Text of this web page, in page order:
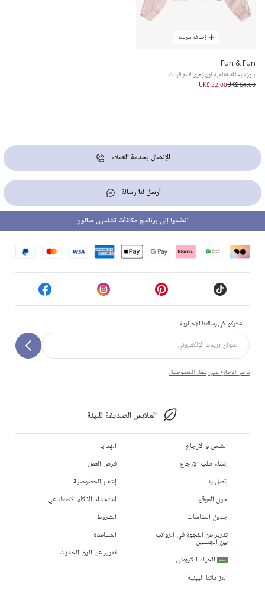
إضافة سريعة
Fun & Fun
بلوزة بحافة فقاعية لون زهري لامع للبنات
UK£ 64.00
UK£ 32.00
الإتصال بخدمة العملاء
أرسل لنا رسالة
إشتركوا في رسالتنا الإخبارية
يرجى الاطلاع على إشعار الخصوصية.
الملابس الصديقة للبيئة
انضموا إلى برنامج مكافآت تشلدرن صالون
الشحن و الأرجاع
إنشاء طلب الإرجاع
إتصل بنا
حول الموقع
جدول المقاسات
تقرير عن الفجوة في الرواتب
بين الجنسين
جديد
الحياد الكربوني
التزاماتنا البيئية
الهدايا
فرص العمل
إشعار الخصوصية
استخدام الذكاء الاصطناعي
الشروط
المساعدة
تقرير عن الرق الحديث